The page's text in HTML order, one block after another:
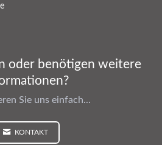
oder benötigen weitere
Sie uns einfach...
KONTAKT